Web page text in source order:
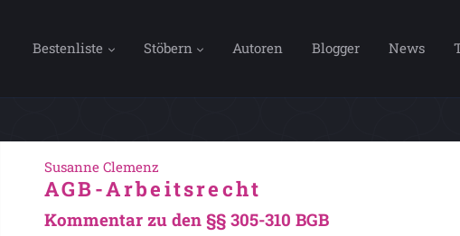
Bestenliste Stöbern Autoren Blogger News
Susanne Clemenz
AGB-Arbeitsrecht
Kommentar zu den §§ 305-310 BGB